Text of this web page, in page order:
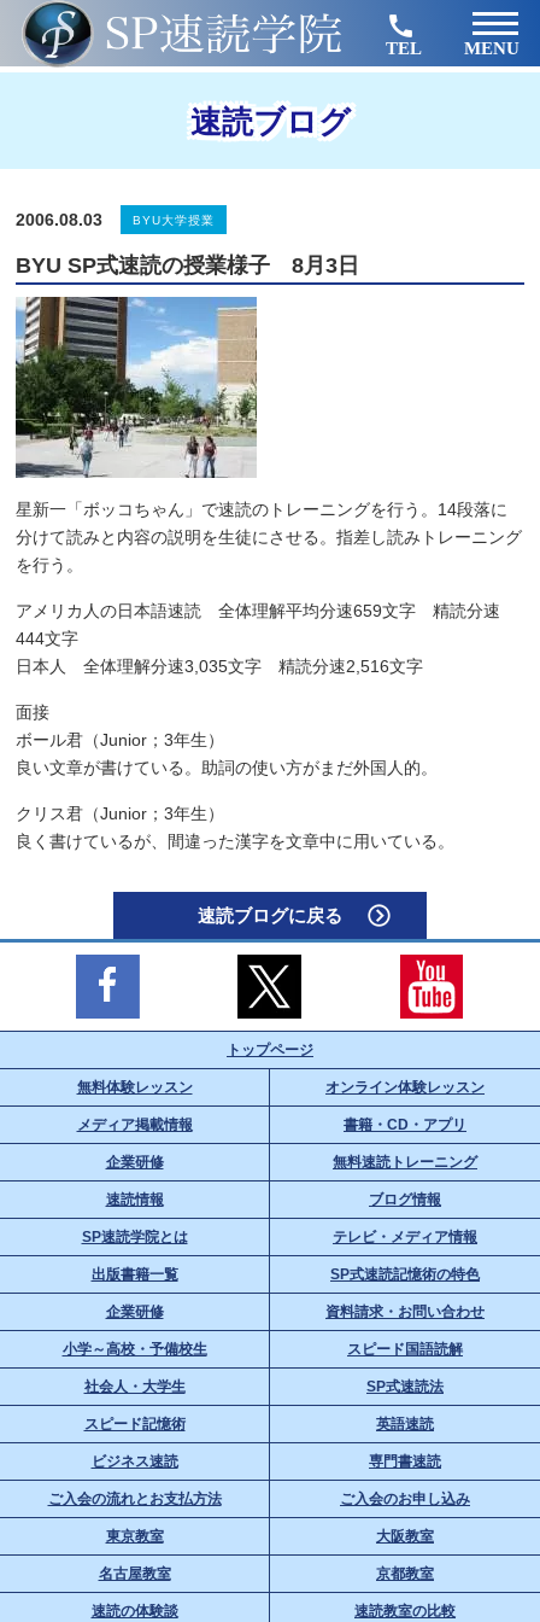
TEL MENU
速読ブログ
2006.08.03 BYU大学授業
BYU SP式速読の授業様子 8月3日
星新一「ボッコちゃん」で速読のトレーニングを行う。14段落に
分けて読みと内容の説明を生徒にさせる。指差し読みトレーニング
を行う。
アメリカ人の日本語速読 全体理解平均分速659文字 精読分速
444文字
日本人 全体理解分速3,035文字 精読分速2,516文字
面接
ボール君（Junior；3年生）
良い文章が書けている。助詞の使い方がまだ外国人的。
クリス君（Junior；3年生）
良く書けているが、間違った漢字を文章中に用いている。
速読ブログに戻る
トップページ
無料体験レッスン オンライン体験レッスン
メディア掲載情報 書籍・CD・アプリ
企業研修 無料速読トレーニング
速読情報 ブログ情報
SP速読学院とは テレビ・メディア情報
出版書籍一覧 SP式速読記憶術の特色
企業研修 資料請求・お問い合わせ
小学～高校・予備校生 スピード国語読解
社会人・大学生 SP式速読法
スピード記憶術 英語速読
ビジネス速読 専門書速読
ご入会の流れとお支払方法 ご入会のお申し込み
東京教室 大阪教室
名古屋教室 京都教室
速読の体験談 速読教室の比較